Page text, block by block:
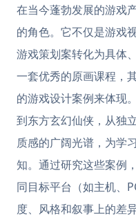
在当今蓬勃发展的游戏
的角色。它不仅是游戏
游戏策划案转化为具体
一套优秀的原画课程，
的游戏设计案例来体现
到东方玄幻仙侠，从独
质感的广阔光谱，为学
知。通过研究这些案例
同目标平台（如主机、
度、风格和叙事上的差